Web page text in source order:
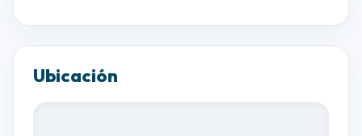
Ubicación